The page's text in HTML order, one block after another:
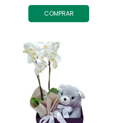
COMPRAR